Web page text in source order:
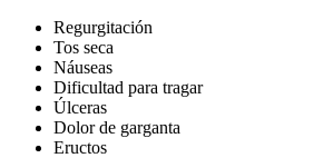
Regurgitación
Tos seca
Náuseas
Dificultad para tragar
Úlceras
Dolor de garganta
Eructos